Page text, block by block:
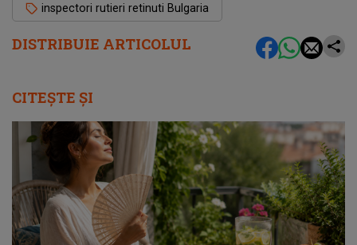
DISTRIBUIE ARTICOLUL
inspectori rutieri retinuti Bulgaria
CITEȘTE ȘI